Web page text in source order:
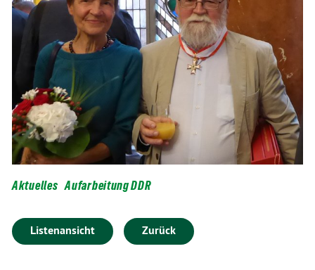
Aktuelles Aufarbeitung DDR
Listenansicht Zurück